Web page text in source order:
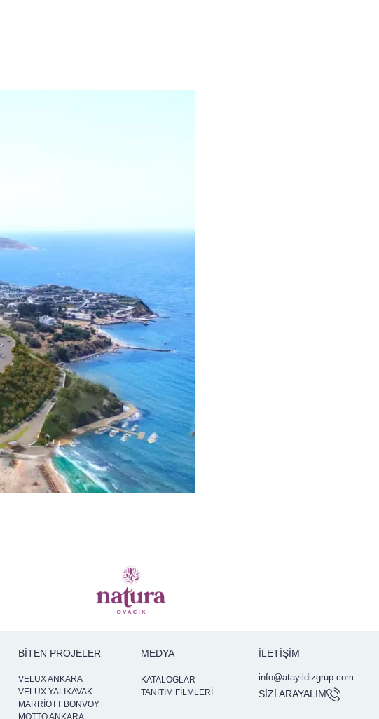
BITEN PROJELER
VELUX ANKARA
VELUX YALIKAVAK
MARRIOTT BONVOY
MOTTO ANKARA
MEDYA
KATALOGLAR
TANITIM FİLMLERİ
İLETIŞIM
info@atayildizgrup.com
SİZİ ARAYALIM